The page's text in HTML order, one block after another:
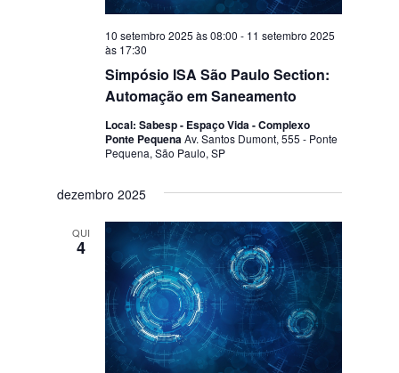
Simpósio ISA São Paulo Section:
Automação em Saneamento
10 setembro 2025 às 08:00 - 11 setembro 2025
às 17:30
Local: Sabesp - Espaço Vida - Complexo
Ponte PequenaAv. Santos Dumont, 555 - Ponte
Pequena, São Paulo, SP
dezembro 2025
QUI
4